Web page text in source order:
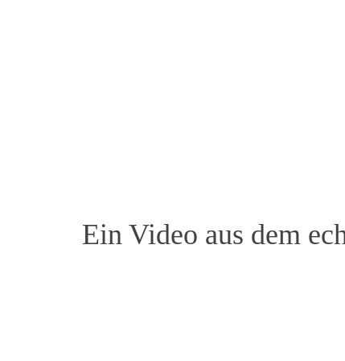
Ein Video aus dem